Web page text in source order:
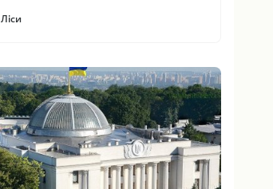
Ліси